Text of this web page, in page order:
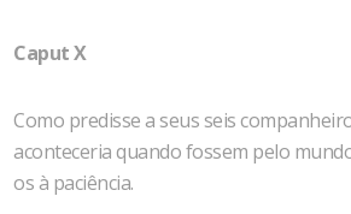
Caput X
Como predisse a seus seis
aconteceria quando fossem pelo
os à paciência.